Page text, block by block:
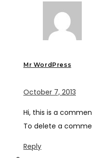
Mr WordPress
October 7, 2013
Hi, this is a
To delete a
Reply